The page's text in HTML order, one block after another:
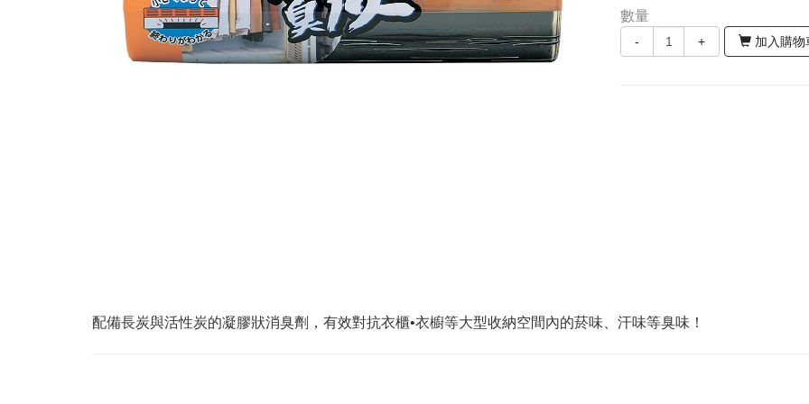
數量
- + 加入購物
配備長炭與活性炭的凝膠狀消臭劑，有效對抗衣櫃•衣櫥等大型收納空間內的菸味、汗味等臭味！